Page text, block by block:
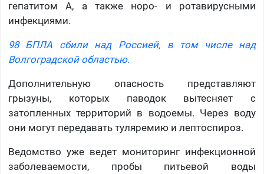
гепатитом А, а также норо- и ротавирусными
инфекциями.
98 БПЛА сбили над Россией, в том числе над
Волгоградской областью.
Дополнительную опасность представляют
грызуны, которых паводок вытесняет с
затопленных территорий в водоемы. Через воду
они могут передавать туляремию и лептоспироз.
Ведомство уже ведет мониторинг инфекционной
заболеваемости, пробы питьевой воды